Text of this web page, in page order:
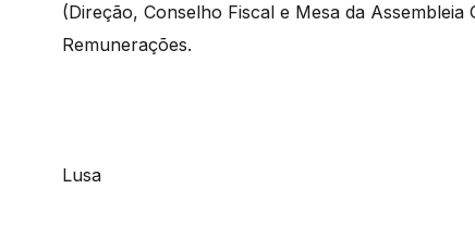
(Direção, Conselho Fiscal e Mesa da
Remunerações.
Lusa